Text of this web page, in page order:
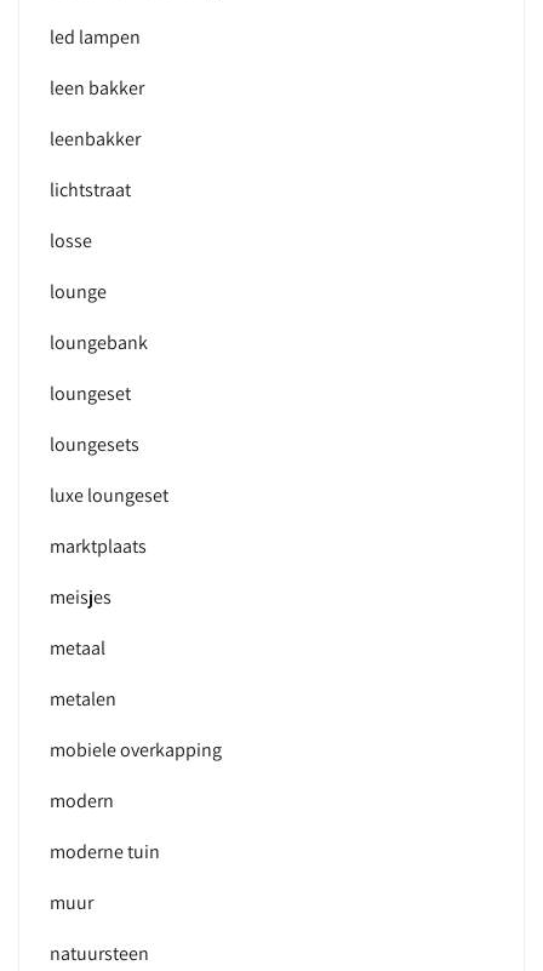
led lampen
leen bakker
leenbakker
lichtstraat
losse
lounge
loungebank
loungeset
loungesets
luxe loungeset
marktplaats
meisjes
metaal
metalen
mobiele overkapping
modern
moderne tuin
muur
natuursteen